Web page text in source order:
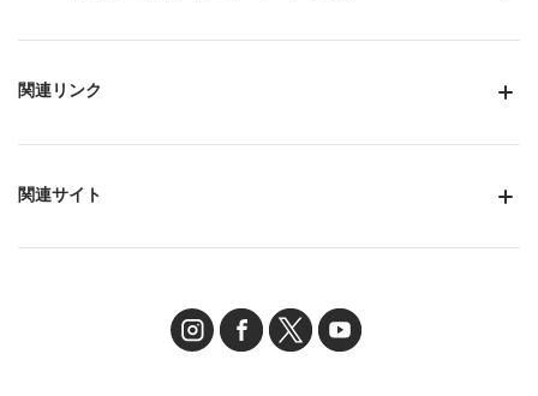
関連リンク
関連サイト